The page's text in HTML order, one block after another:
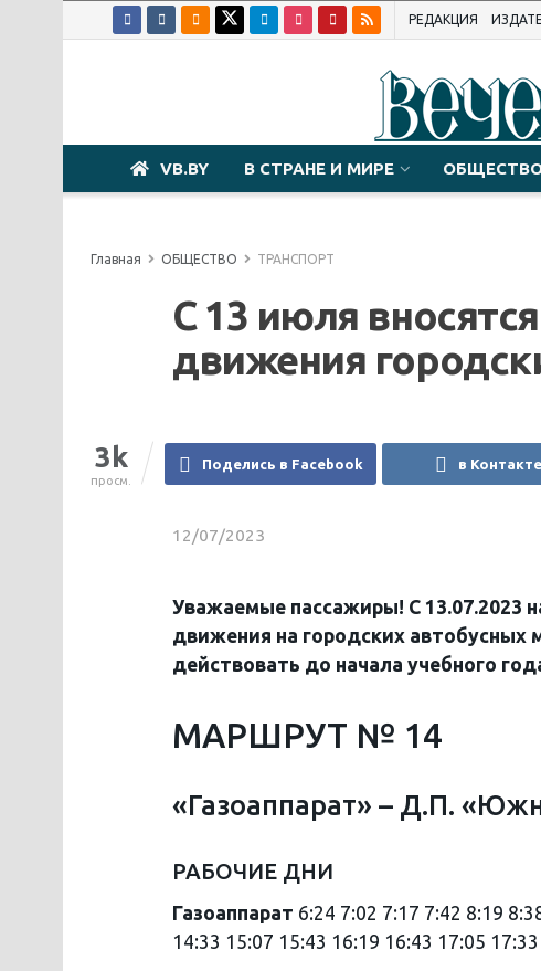
РЕДАКЦИЯ
VB.BY В СТРАНЕ И МИРЕ
Главная ОБЩЕСТВО ТРАНСПОРТ
С 13 июля
движения
3k
просм.
Поделись в Facebook в Контакте
12/07/2023
Уважаемые пассажиры! С 13.07.2023
движения на городских
действовать до начала учебного
МАРШРУТ № 14
«Газоаппарат» – Д.П.
РАБОЧИЕ ДНИ
Газоаппарат 6:24 7:02 7:17 7:42 8:19
14:33 15:07 15:43 16:19 16:43 17:05